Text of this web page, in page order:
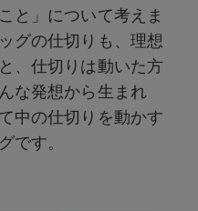
と」について考えま
グの仕切りも、理想
、仕切りは動いた方
な発想から生まれ
中の仕切りを動かす
です。